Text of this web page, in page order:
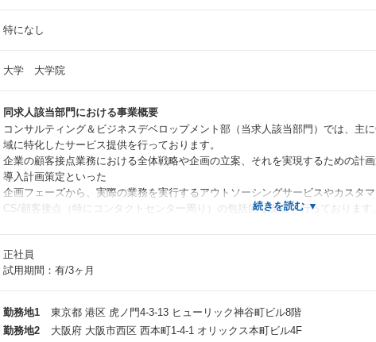
特になし
大学 大学院
同求人該当部門における事業概要
コンサルティング＆ビジネスデベロップメント部（当求人該当部門）では、主
域に特化したサービス提供を行っております。
企業の顧客接点業務における全体戦略や企画の立案、それを実現するための計
導入計画策定といった
企画フェーズから、実際の業務を実行するアウトソーシングサービスやカスタ
CS/顧客接点（特にコンタクトセンター周り）の包括的な支援を行っております。
「AIボットなどを活用したDX推進支援」の要素、またシステム導入および業務
「期待効果を確実に生み出していくためのシステム運用最適化/PDCA支援」な
また、こういったいわゆる“CC-DX”を進め、且つ、クライアントのコスト削減や
の
正社員
試用期間：有/3ヶ月
勤務地1
東京都 港区 虎ノ門4-3-13 ヒューリック神谷町ビル8階
勤務地2
大阪府 大阪市西区 西本町1-4-1 オリックス本町ビル4F